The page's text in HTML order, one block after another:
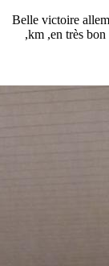
Belle victoire
km ,en très